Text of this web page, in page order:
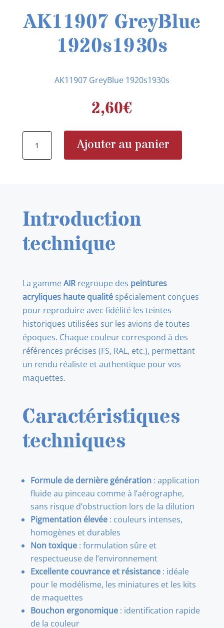
AK11907 GreyBlue
1920s1930s
AK11907 GreyBlue 1920s1930s
2,60€
quantité
Ajouter au panier
Introduction
technique
La gammeAIRregroupe des peintures
acryliques haute qualitéspécialement conçues
pour reproduire avec fidélité les teintes
historiques utilisées sur les avions de toutes
époques. Chaque couleur correspond à des
références précises (FS, RAL, etc.), permettant
un rendu réaliste et authentique pour vos
maquettes.
Caractéristiques
techniques
Formule de dernière génération: application
fluide au pinceau comme à l’aérographe,
sans risque d’obstruction lors de la dilution
Pigmentation élevée: couleurs intenses,
homogènes et durables
Non toxique: formulation sûre et
respectueuse de l’environnement
Excellente couvrance et résistance: idéale
pour le modélisme, les miniatures et les kits
de maquettes
Bouchon ergonomique: identification rapide
de la couleur